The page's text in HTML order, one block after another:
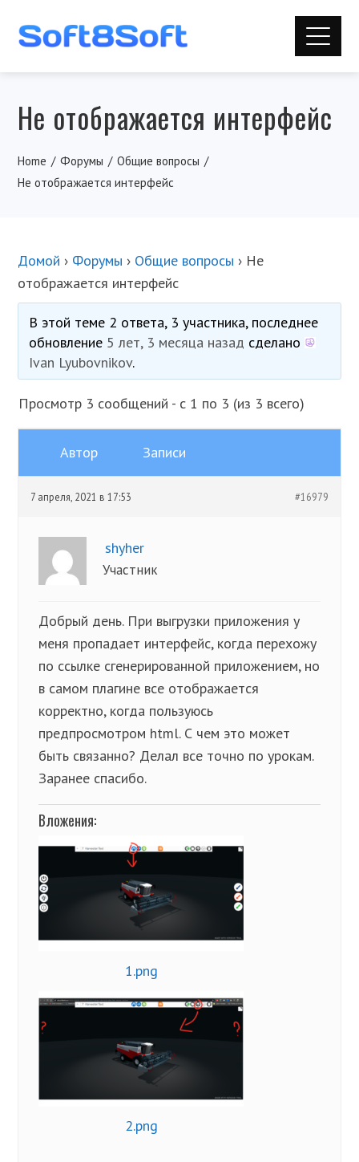
Не отображается интерфейс
Home Форумы
Общие вопросы
Не отображается интерфейс
Домой › Форумы › Общие вопросы › Не
отображается интерфейс
В этой теме 2 ответа, 3 участника, последнее
обновление 5 лет, 3 месяца назад сделано
Ivan Lyubovnikov.
Просмотр 3 сообщений - с 1 по 3 (из 3 всего)
Автор Записи
7 апреля, 2021 в 17:53 #16979
shyher
Участник
Добрый день. При выгрузки приложения у
меня пропадает интерфейс, когда перехожу
по ссылке сгенерированной приложением, но
в самом плагине все отображается
корректно, когда пользуюсь
предпросмотром html. С чем это может
быть связанно? Делал все точно по урокам.
Заранее спасибо.
Вложения:
1.png
2.png